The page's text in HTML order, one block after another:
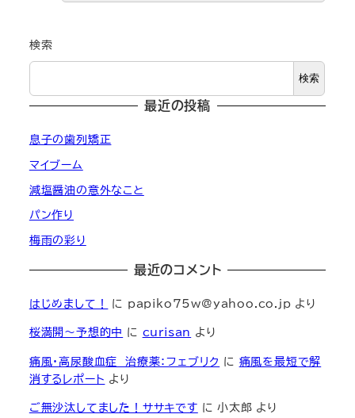
検索
検索
最近の投稿
息子の歯列矯正
マイブーム
減塩醤油の意外なこと
パン作り
梅雨の彩り
最近のコメント
はじめまして！ に papiko75w@yahoo.co.jp より
桜満開～予想的中 に curisan より
痛風・高尿酸血症 治療薬：フェブリク に 痛風を最短で解
消するレポート より
ご無沙汰してました！ササキです に小太郎 より